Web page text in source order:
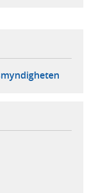
webbplats,
webbplats,